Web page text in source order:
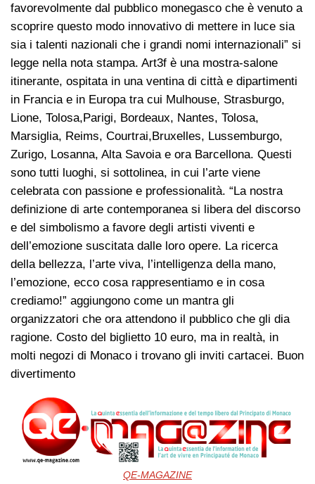
favorevolmente dal pubblico monegasco che è venuto a
scoprire questo modo innovativo di mettere in luce sia
sia i talenti nazionali che i grandi nomi internazionali” si
legge nella nota stampa. Art3f è una mostra-salone
itinerante, ospitata in una ventina di città e dipartimenti
in Francia e in Europa tra cui Mulhouse, Strasburgo,
Lione, Tolosa,Parigi, Bordeaux, Nantes, Tolosa,
Marsiglia, Reims, Courtrai,Bruxelles, Lussemburgo,
Zurigo, Losanna, Alta Savoia e ora Barcellona. Questi
sono tutti luoghi, si sottolinea, in cui l’arte viene
celebrata con passione e professionalità. “La nostra
definizione di arte contemporanea si libera del discorso
e del simbolismo a favore degli artisti viventi e
dell’emozione suscitata dalle loro opere. La ricerca
della bellezza, l’arte viva, l’intelligenza della mano,
l’emozione, ecco cosa rappresentiamo e in cosa
crediamo!” aggiungono come un mantra gli
organizzatori che ora attendono il pubblico che gli dia
ragione. Costo del biglietto 10 euro, ma in realtà, in
molti negozi di Monaco i trovano gli inviti cartacei. Buon
divertimento
QE-MAGAZINE